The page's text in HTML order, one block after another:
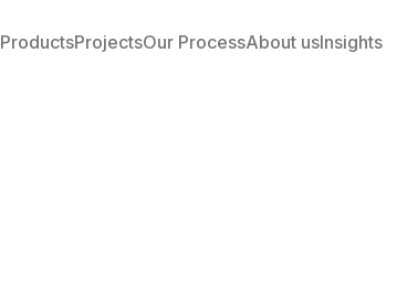
ProductsProjectsOur ProcessAbout usInsights